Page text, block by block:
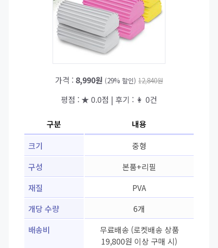
가격 : 8,990원 (29% 할인) 12,840원
평점 : ★ 0.0점 | 후기 : 👩 0건
구분
내용
크기
중형
구성
본품+리필
재질
PVA
개당 수량
6개
배송비
무료배송 (로켓배송 상품
19,800원 이상 구매 시)